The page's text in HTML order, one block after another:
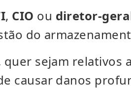
, CIO ou diretor-
do
quer sejam relativos
causar danos